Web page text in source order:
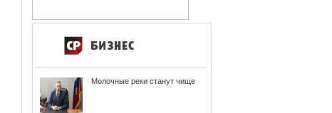
Молочные реки станут чище